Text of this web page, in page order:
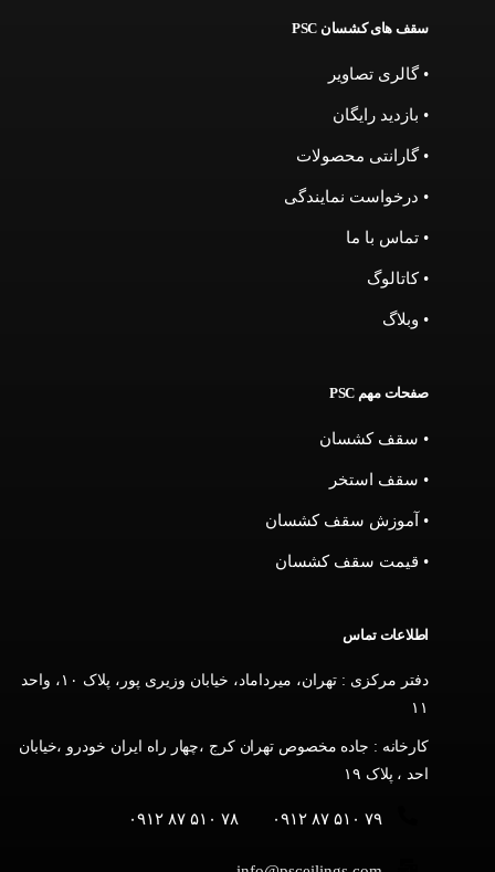
سقف های کشسان PSC
• گالری تصاویر
• بازدید رایگان
• گارانتی محصولات
• درخواست نمایندگی
• تماس با ما
• کاتالوگ
• وبلاگ
صفحات مهم PSC
• سقف کشسان
• سقف استخر
• آموزش سقف کشسان
• قیمت سقف کشسان
اطلاعات تماس
دفتر مرکزی : تهران، میرداماد، خیابان وزیری پور، پلاک ۱۰، واحد
۱۱
کارخانه : جاده مخصوص تهران کرج ،چهار راه ایران خودرو ،خیابان
احد ، پلاک ۱۹
۷۹ ۵۱۰ ۸۷ ۰۹۱۲ ۷۸ ۵۱۰ ۸۷ ۰۹۱۲